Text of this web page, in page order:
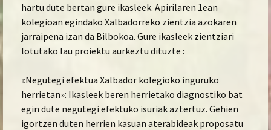
hartu dute bertan gure ikasleek. Apirilaren 1ean
kolegioan egindako Xalbadorreko zientzia azokaren
jarraipena izan da Bilbokoa. Gure ikasleek zientziari
lotutako lau proiektu aurkeztu dituzte :
«Negutegi efektua Xalbador kolegioko inguruko
herrietan»: Ikasleek beren herrietako diagnostiko bat
egin dute negutegi efektuko isuriak aztertuz. Gehien
igortzen duten herrien kasuan aterabideak proposatu